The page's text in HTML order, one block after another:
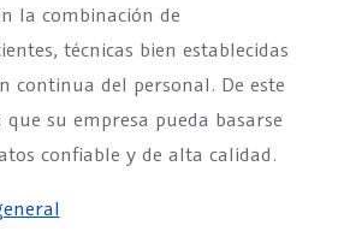
la combinación de
técnicas bien establecidas
continua del personal. De este
que su empresa pueda basarse
confiable y de alta calidad.